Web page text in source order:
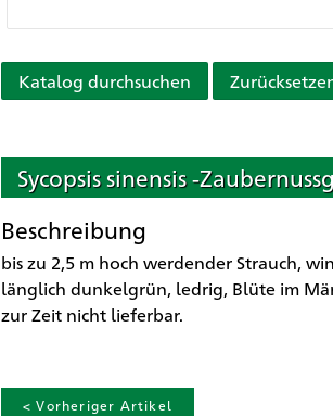
Katalog durchsuchen
Sycopsis sinensis -
Beschreibung
bis zu 2,5 m hoch werdender Strauch,
länglich dunkelgrün, ledrig, Blüte im
zur Zeit nicht lieferbar.
< Vorheriger Artikel